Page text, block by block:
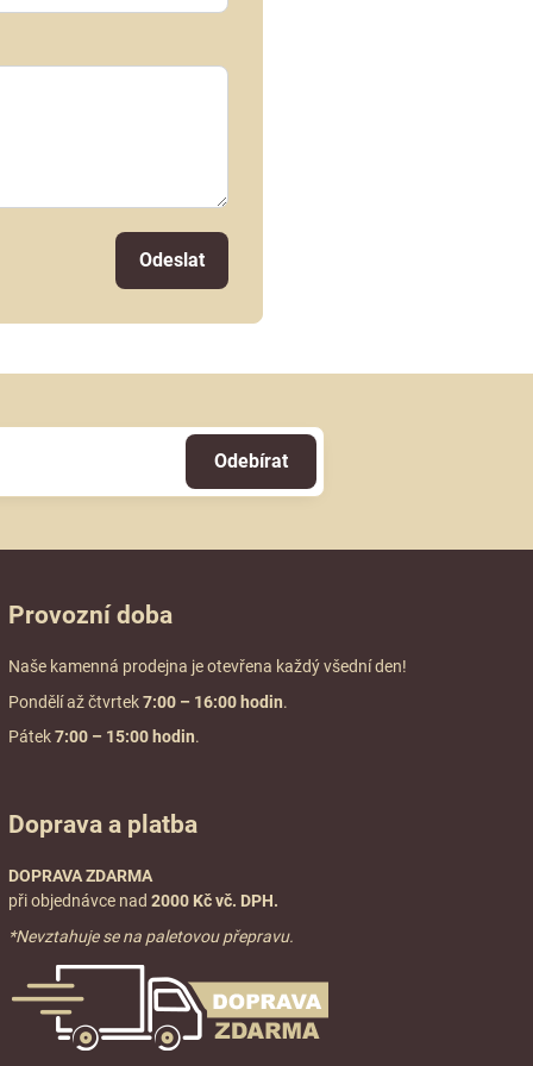
Odeslat
Odebírat
Provozní doba
Naše kamenná prodejna je otevřena každý všední den!
Pondělí až čtvrtek7:00 – 16:00 hodin.
Pátek7:00 – 15:00 hodin.
Doprava a platba
DOPRAVA ZDARMA
při objednávce nad 2000 Kč vč. DPH.
*Nevztahuje se na paletovou přepravu.